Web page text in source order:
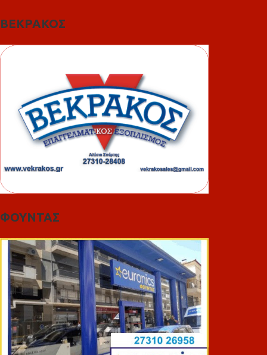
ΒΕΚΡΑΚΟΣ
ΦΟΥΝΤΑΣ